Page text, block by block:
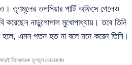
তৃণমূলের তপসিয়ার পার্টি অফিসে গেলেও
করেছেন নাড়ুগোপাল মুখোপাধ্যায়। তবে তিনি
হলে, এমন পতন হত না বলে মনে করেন তিনি।
বিস্ফোরক তৃণমূল চেয়ারম্যান